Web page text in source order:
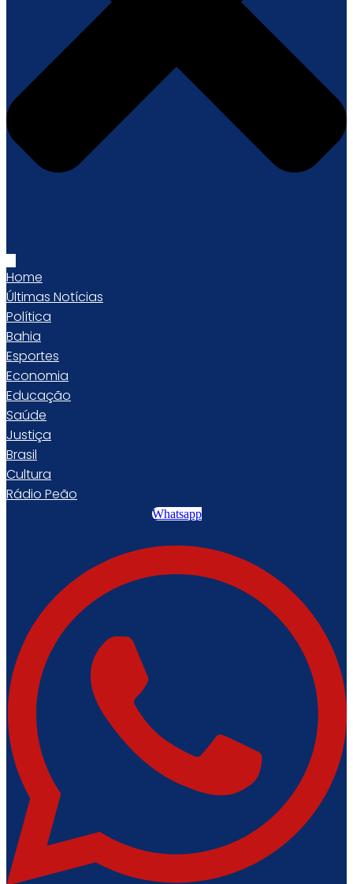
Home
Últimas Notícias
Política
Bahia
Esportes
Economia
Educação
Saúde
Justiça
Brasil
Cultura
Rádio Peão
Whatsapp